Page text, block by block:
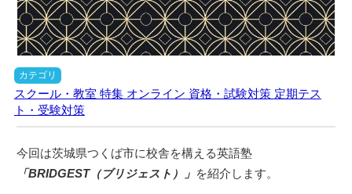
カテゴリ
スクール・教室 特集 オンライン 資格・試験対策 定期テス
ト・受験対策
今回は茨城県つくば市に校舎を構える英語塾
「BRIDGEST（ブリジェスト）」 を紹介します。